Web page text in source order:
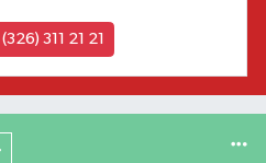
311 21 21